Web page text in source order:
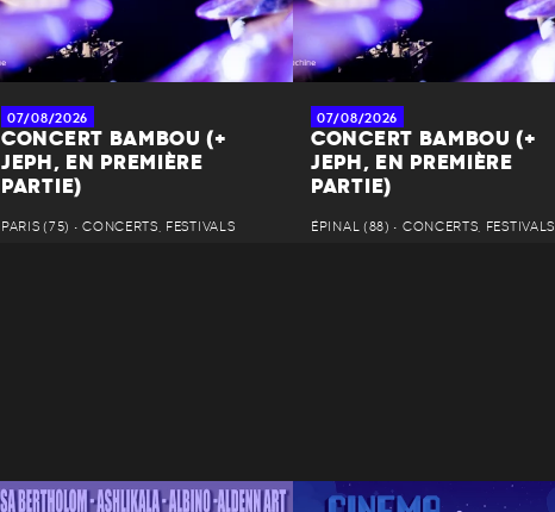
07/08/2026
CONCERT BAMBOU (+
JEPH, EN PREMIÈRE
PARTIE)
PARIS (75) • CONCERTS, FESTIVALS
07/08/2026
CONCERT BAMBOU (+
JEPH, EN PREMIÈRE
PARTIE)
ÉPINAL (88) • CONCERTS, FESTIVALS